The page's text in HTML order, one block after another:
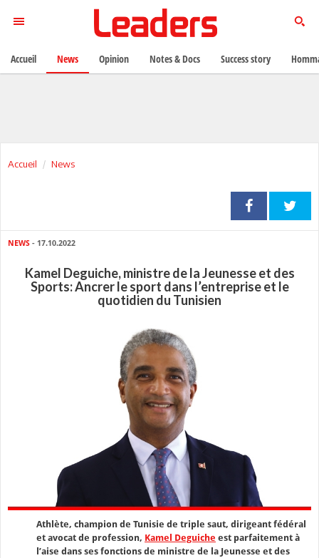
Accueil News
NEWS - 17.10.2022
Kamel Deguiche, ministre de la Jeunesse et des
Sports: Ancrer le sport dans l’entreprise et le
quotidien du Tunisien
Athlète, champion de Tunisie de triple saut, dirigeant fédéral
et avocat de profession, Kamel Deguiche est parfaitement à
l’aise dans ses fonctions de ministre de la Jeunesse et des
Accueil News Opinion Notes & Docs Success story